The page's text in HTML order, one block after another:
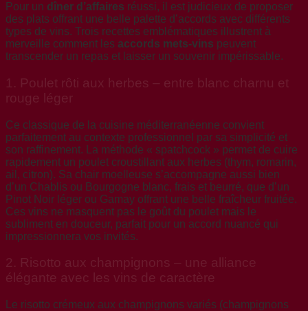
Pour un dîner d’affaires réussi, il est judicieux de proposer
des plats offrant une belle palette d’accords avec différents
types de vins. Trois recettes emblématiques illustrent à
merveille comment les accords mets-vins peuvent
transcender un repas et laisser un souvenir impérissable.
1. Poulet rôti aux herbes – entre blanc charnu et
rouge léger
Ce classique de la cuisine méditerranéenne convient
parfaitement au contexte professionnel par sa simplicité et
son raffinement. La méthode « spatchcock » permet de cuire
rapidement un poulet croustillant aux herbes (thym, romarin,
ail, citron). Sa chair moelleuse s’accompagne aussi bien
d’un Chablis ou Bourgogne blanc, frais et beurré, que d’un
Pinot Noir léger ou Gamay offrant une belle fraîcheur fruitée.
Ces vins ne masquent pas le goût du poulet mais le
subliment en douceur, parfait pour un accord nuancé qui
impressionnera vos invités.
2. Risotto aux champignons – une alliance
élégante avec les vins de caractère
Le risotto crémeux aux champignons variés (champignons